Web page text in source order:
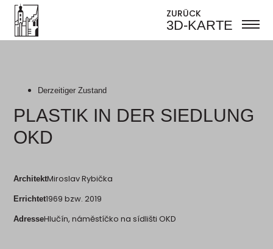
ZURÜCK
3D-KARTE
Derzeitiger Zustand
PLASTIK IN DER SIEDLUNG
OKD
ArchitektMiroslav Rybička
Errichtet1969 bzw. 2019
AdresseHlučín, náměstíčko na sídlišti OKD